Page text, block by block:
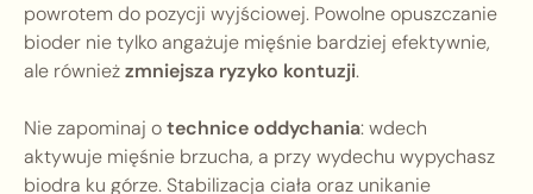
powrotem do pozycji wyjściowej. Powolne opuszczanie
bioder nie tylko angażuje mięśnie bardziej efektywnie,
ale równieżzmniejsza ryzyko kontuzji.
Nie zapominaj otechnice oddychania: wdech
aktywuje mięśnie brzucha, a przy wydechu wypychasz
biodra ku górze. Stabilizacja ciała oraz unikanie